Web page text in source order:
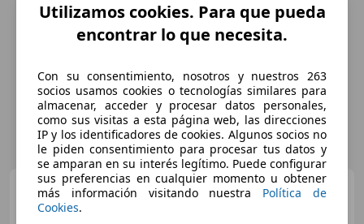
Citroen C3 Aircross 1.5
Utilizamos cookies. Para que pueda
encontrar lo que necesita.
Con su consentimiento, nosotros y nuestros 263
socios usamos cookies o tecnologías similares para
almacenar, acceder y procesar datos personales,
como sus visitas a esta página web, las direcciones
IP y los identificadores de cookies. Algunos socios no
le piden consentimiento para procesar tus datos y
se amparan en su interés legítimo. Puede configurar
sus preferencias en cualquier momento u obtener
más información visitando nuestra Política de
Cookies.